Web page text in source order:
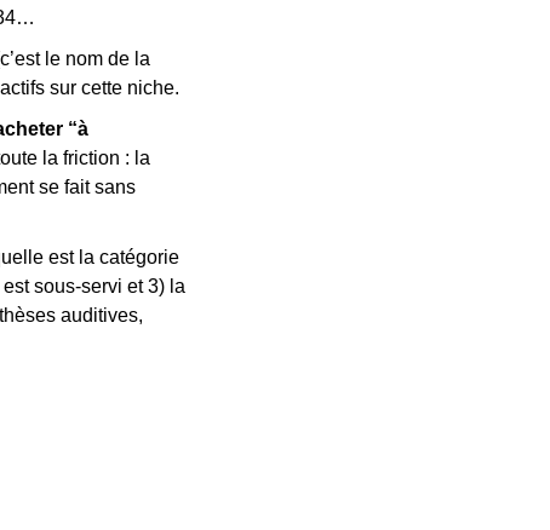
le nom de la
sur cette niche.
“à
la friction : la
se fait sans
est la catégorie
est sous-servi et 3) la
auditives,